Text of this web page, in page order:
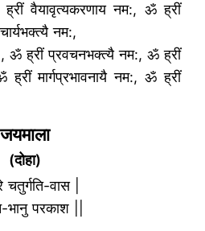
वैयावृत्यकरणाय नम:, ॐ ह्रीं
नम:,
ॐ ह्रीं प्रवचनभक्त्यै नम:, ॐ ह्रीं
मार्गप्रभावनायै नम:, ॐ ह्रीं
जयमाला
(दोहा)
वास |
भानु परकाश ||